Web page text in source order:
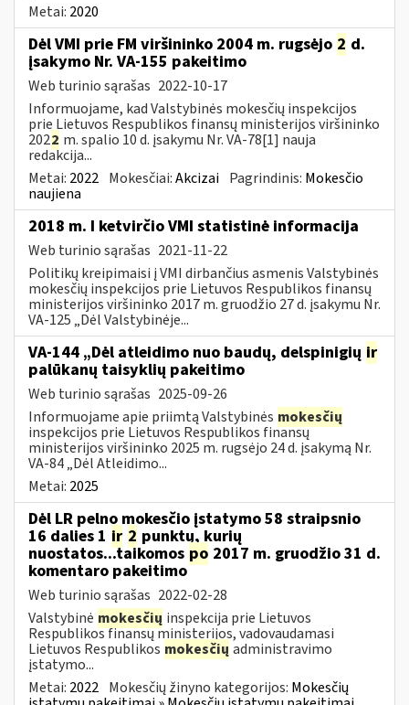
Metai: 2020
Dėl VMI prie FM viršininko 2004 m. rugsėjo 2 d.
įsakymo Nr. VA-155 pakeitimo
Web turinio sąrašas 2022-10-17
Informuojame, kad Valstybinės mokesčių inspekcijos
prie Lietuvos Respublikos finansų ministerijos viršininko
2022 m. spalio 10 d. įsakymu Nr. VA-78[1] nauja
redakcija...
Metai: 2022 Mokesčiai:Akcizai Pagrindinis: Mokesčio
naujiena
2018 m. I ketvirčio VMI statistinė informacija
Web turinio sąrašas 2021-11-22
Politikų kreipimaisi į VMI dirbančius asmenis Valstybinės
mokesčių inspekcijos prie Lietuvos Respublikos finansų
ministerijos viršininko 2017 m. gruodžio 27 d. įsakymu Nr.
VA-125 „Dėl Valstybinėje...
VA-144 „Dėl atleidimo nuo baudų, delspinigių ir
palūkanų taisyklių pakeitimo
Web turinio sąrašas 2025-09-26
Informuojame apie priimtą Valstybinės mokesčių
inspekcijos prie Lietuvos Respublikos finansų
ministerijos viršininko 2025 m. rugsėjo 24 d. įsakymą Nr.
VA-84 „Dėl Atleidimo...
Metai: 2025
Dėl LR pelno mokesčio įstatymo 58 straipsnio
16 dalies 1 ir 2 punktų, kurių
nuostatos...taikomos po 2017 m. gruodžio 31 d.
komentaro pakeitimo
Web turinio sąrašas 2022-02-28
Valstybinė mokesčių inspekcija prie Lietuvos
Respublikos finansų ministerijos, vadovaudamasi
Lietuvos Respublikos mokesčių administravimo
įstatymo...
Metai: 2022 Mokesčių žinyno kategorijos: Mokesčių